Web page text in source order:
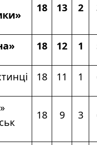
18 13 2
18 12 1
18 11 1
18 9 3